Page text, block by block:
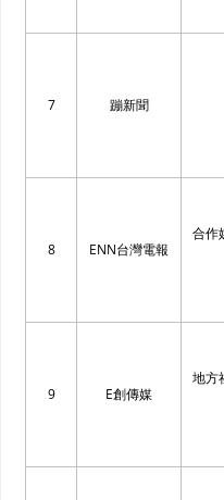
7 蹦新聞
8 ENN台灣電報
合作
9 E創傳媒
地方